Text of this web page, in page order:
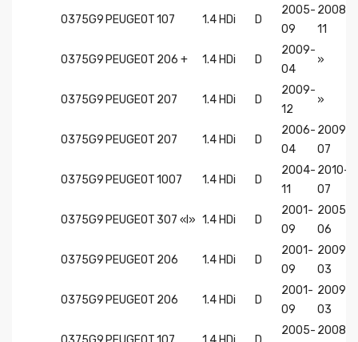
0375G9 PEUGEOT107 1.4 HDi D
2005-
09
2008-
11
0375G9 PEUGEOT 206 + 1.4 HDi D
2009-
04
»
0375G9 PEUGEOT 207 1.4 HDi D
2009-
12
»
0375G9 PEUGEOT 207 1.4 HDi D
2006-
04
2009-
07
0375G9 PEUGEOT1007 1.4 HDi D
2004-
11
2010-
07
0375G9 PEUGEOT 307 «I» 1.4 HDi D
2001-
09
2005-
06
0375G9 PEUGEOT 206 1.4 HDi D
2001-
09
2009-
03
0375G9 PEUGEOT 206 1.4 HDi D
2001-
09
2009-
03
2005- 2008-